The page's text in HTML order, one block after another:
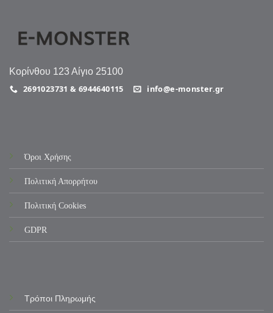
Κορίνθου 123 Αίγιο 25100
2691023731 & 6944640115 info@e-monster.gr
Όροι Χρήσης
Πολιτική Απορρήτου
Πολιτική Cookies
GDPR
Τρόποι Πληρωμής